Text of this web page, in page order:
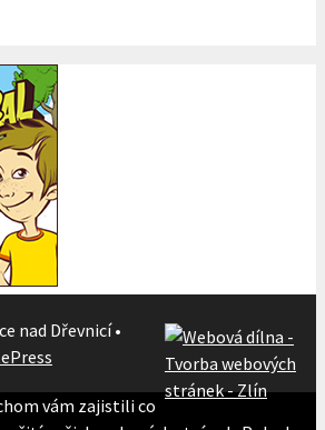
nad Dřevnicí•
vám zajistili co